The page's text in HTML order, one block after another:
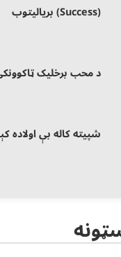
بریالیتوب (Success)
د محب برخلیک
شپیته کاله بې اولاده